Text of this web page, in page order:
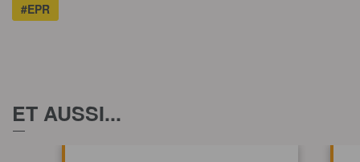
#EPR
ET AUSSI...